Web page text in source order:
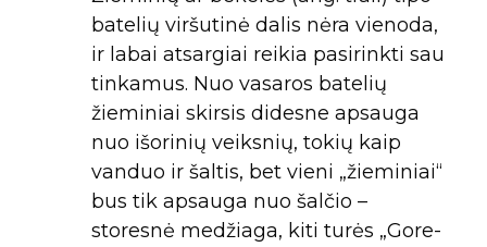
batelių viršutinė dalis nėra vienoda,
ir labai atsargiai reikia pasirinkti sau
tinkamus. Nuo vasaros batelių
žieminiai skirsis didesne apsauga
nuo išorinių veiksnių, tokių kaip
vanduo ir šaltis, bet vieni „žieminiai“
bus tik apsauga nuo šalčio –
storesnė medžiaga, kiti turės „Gore-